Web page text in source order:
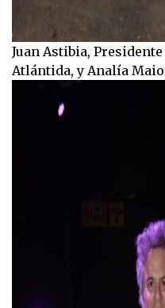
Juan Astibia,
Atlántida, y Analía